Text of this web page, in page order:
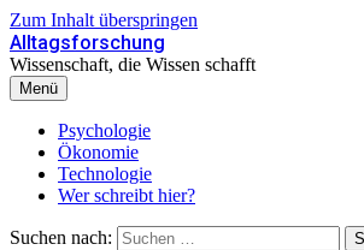
Zum Inhalt überspringen
Alltagsforschung
Wissenschaft, die Wissen schafft
Menü
Psychologie
Ökonomie
Technologie
Wer schreibt hier?
Suchen nach: